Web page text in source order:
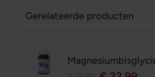
Gerelateerde producten